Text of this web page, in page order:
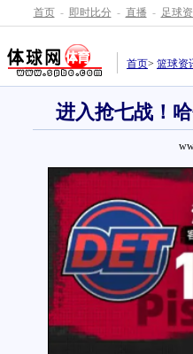
首页 - 即时比分 - 直播 - 足球
首页> 篮球资
进入抢七战！